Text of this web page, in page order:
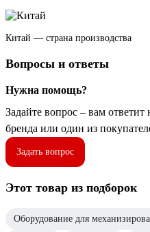
Китай — страна производства
Вопросы и ответы
Нужна помощь?
Задайте вопрос – вам ответит
бренда или один из
Задать вопрос
Этот товар из подборок
Оборудование для